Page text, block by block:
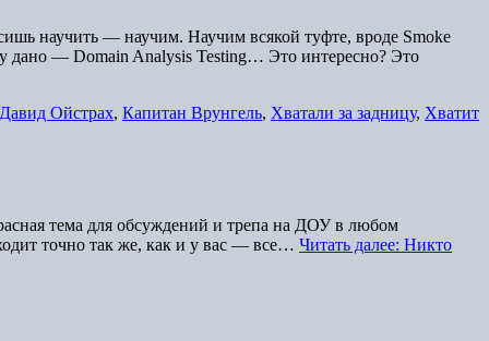
научить — научим. Научим всякой туфте, вроде Smoke
дано — Domain Analysis Testing… Это интересно? Это
Давид Ойстрах, Капитан Врунгель, Хватали за задницу, Хватит
тема для обсуждений и трепа на ДОУ в любом
точно так же, как и у вас — все… Читать далее: Никто